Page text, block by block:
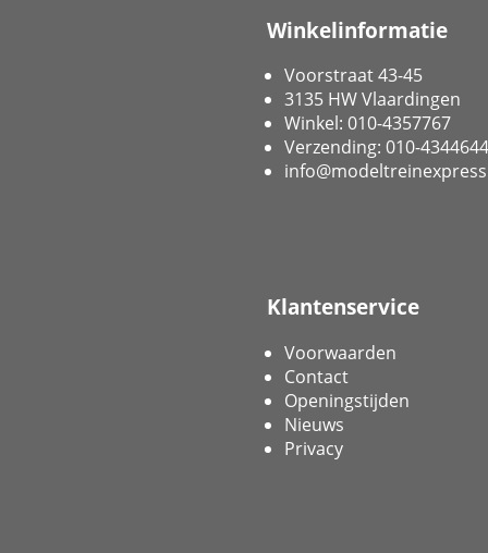
Winkelinformatie
Voorstraat 43-45
3135 HW Vlaardingen
Winkel: 010-4357767
Verzending: 010-4344644
Klantenservice
Voorwaarden
Contact
Openingstijden
Nieuws
Privacy